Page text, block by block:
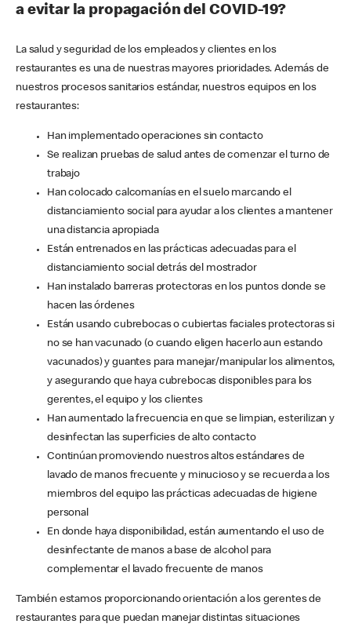
a evitar la propagación del COVID-19?
La salud y seguridad de los empleados y clientes en los
restaurantes es una de nuestras mayores prioridades. Además de
nuestros procesos sanitarios estándar, nuestros equipos en los
restaurantes:
Han implementado operaciones sin contacto
Se realizan pruebas de salud antes de comenzar el turno de
trabajo
Han colocado calcomanías en el suelo marcando el
distanciamiento social para ayudar a los clientes a mantener
una distancia apropiada
Están entrenados en las prácticas adecuadas para el
distanciamiento social detrás del mostrador
Han instalado barreras protectoras en los puntos donde se
hacen las órdenes
Están usando cubrebocas o cubiertas faciales protectoras si
no se han vacunado (o cuando eligen hacerlo aun estando
vacunados) y guantes para manejar/manipular los alimentos,
y asegurando que haya cubrebocas disponibles para los
gerentes, el equipo y los clientes
Han aumentado la frecuencia en que se limpian, esterilizan y
desinfectan las superficies de alto contacto
Continúan promoviendo nuestros altos estándares de
lavado de manos frecuente y minucioso y se recuerda a los
miembros del equipo las prácticas adecuadas de higiene
personal
En donde haya disponibilidad, están aumentando el uso de
desinfectante de manos a base de alcohol para
complementar el lavado frecuente de manos
También estamos proporcionando orientación a los gerentes de
restaurantes para que puedan manejar distintas situaciones